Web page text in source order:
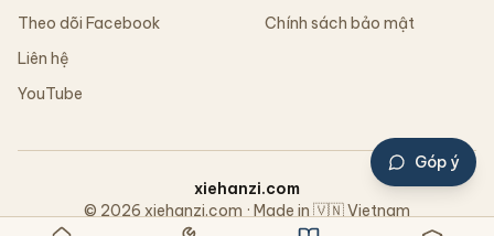
Theo dõi Facebook
Liên hệ
YouTube
Chính sách bảo mật
xiehanzi.com
© 2026 xiehanzi.com · Made in 🇻🇳 Vietnam
Góp ý